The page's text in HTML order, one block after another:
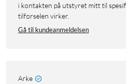
i kontakten på utstyret mitt til
tilførselen virker.
Gå til kundeanmeldelsen
Arke